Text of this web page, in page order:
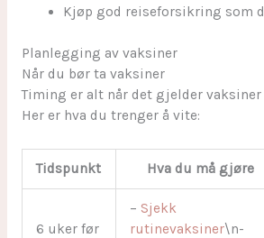
Kjøp god reiseforsikring som
Planlegging av vaksiner
Når du bør ta vaksiner
Timing er alt når det gjelder
Her er hva du trenger å vite:
Tidspunkt Hva du må gjøre
6 uker før
– Sjekk
rutinevaksiner\n-